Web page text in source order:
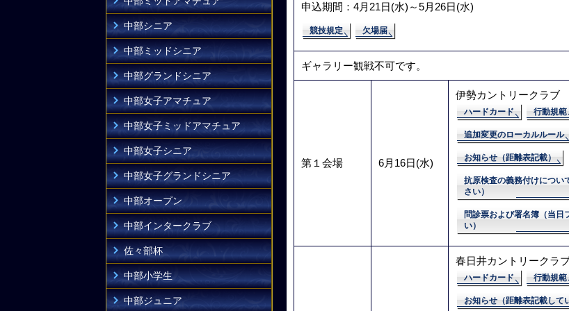
中部シニア
中部ミッドシニア
中部グランドシニア
中部女子アマチュア
中部女子ミッドアマチュア
中部女子シニア
中部女子グランドシニア
中部オープン
中部インタークラブ
佐々部杯
中部小学生
中部ジュニア
申込期間：4月21日(水)～5月26日(水)
競技規定 欠場届
ギャラリー観戦不可です。
第１会場 6月16日(水)
伊勢カントリークラブ
ハードカード 行動規範
追加変更のローカルルール
お知らせ（距離表記載）
抗原検査の義務付けについ
さい）
問診票および署名簿（当日
い）
春日井カントリークラ
ハードカード 行動規範
お知らせ（距離表記載して